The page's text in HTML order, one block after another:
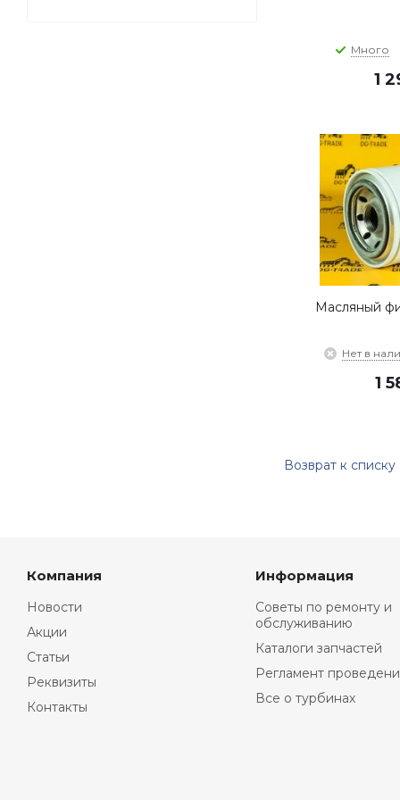
Много
1
Масляный
Нет в
1
Возврат к списку
Компания
Новости
Акции
Статьи
Реквизиты
Контакты
Информация
Советы по ремонту и
обслуживанию
Каталоги запчастей
Регламент
Все о турбинах